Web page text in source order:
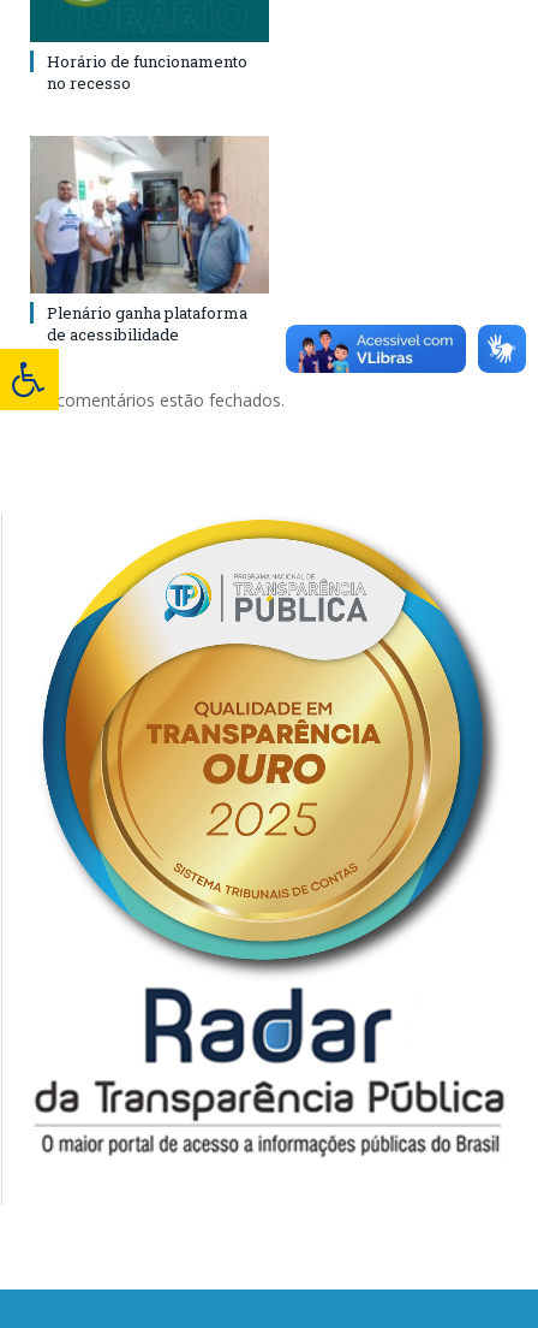
Horário de funcionamento
no recesso
Plenário ganha plataforma
de acessibilidade
Os comentários estão fechados.